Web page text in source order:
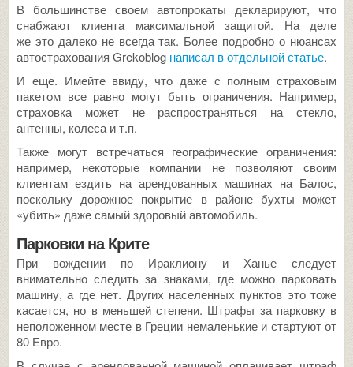
В большинстве своем автопрокаты декларируют, что
снабжают клиента максимальной защитой. На деле
же это далеко не всегда так. Более подробно о нюансах
автострахования Grekoblog написал в отдельной статье.
И еще. Имейте ввиду, что даже с полным страховым
пакетом все равно могут быть ограничения. Например,
страховка может не распространяться на стекло,
антенны, колеса и т.п.
Также могут встречаться географические ограничения:
например, некоторые компании не позволяют своим
клиентам ездить на арендованных машинах на Балос,
поскольку дорожное покрытие в районе бухты может
«убить» даже самый здоровый автомобиль.
Парковки на Крите
При вождении по Ираклиону и Ханье следует
внимательно следить за знаками, где можно парковать
машину, а где нет. Других населенных пунктов это тоже
касается, но в меньшей степени. Штрафы за парковку в
неположенном месте в Греции немаленькие и стартуют от
80 Евро.